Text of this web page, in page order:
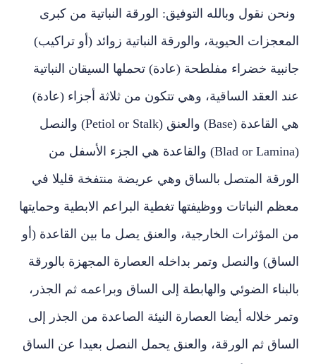
ونحن نقول وبالله التوفيق: الورقة النباتية من كبرى
المعجزات الحيوية، والورقة النباتية زوائد (أو تراكيب)
جانبية خضراء مفلطحة (عادة) تحملها السيقان النباتية
عند العقد الساقية، وهي تتكون من ثلاثة أجزاء (عادة)
هي القاعدة (Base) والعنق (Petiol or Stalk) والنصل
(Blad or Lamina) والقاعدة هي الجزء الأسفل من
الورقة المتصل بالساق وهي عريضة منتفخة قليلا في
معظم النباتات ووظيفتها تغطية البراعم الابطية وحمايتها
من المؤثرات الخارجية، والعنق يصل ما بين القاعدة (أو
الساق) والنصل وتمر بداخله العصارة المجهزة بالورقة
بالبناء الضوئي والهابطة إلى الساق وبراعمه ثم الجذر،
وتمر خلاله أيضا العصارة النيئة الصاعدة من الجذر إلى
الساق ثم الورقة، والعنق يحمل النصل بعيدا عن الساق